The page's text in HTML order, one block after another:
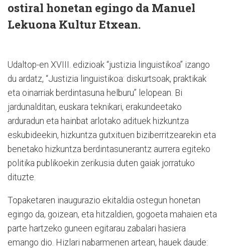
ostiral honetan egingo da Manuel
Lekuona Kultur Etxean.
Udaltop-en XVIII. edizioak “justizia linguistikoa” izango
du ardatz, “Justizia linguistikoa: diskurtsoak, praktikak
eta oinarriak berdintasuna helburu” lelopean. Bi
jardunalditan, euskara teknikari, erakundeetako
arduradun eta hainbat arlotako adituek hizkuntza
eskubideekin, hizkuntza gutxituen biziberritzearekin eta
benetako hizkuntza berdintasunerantz aurrera egiteko
politika publikoekin zerikusia duten gaiak jorratuko
dituzte.
Topaketaren inaugurazio ekitaldia ostegun honetan
egingo da, goizean, eta hitzaldien, gogoeta mahaien eta
parte hartzeko guneen egitarau zabalari hasiera
emango dio. Hizlari nabarmenen artean, hauek daude: